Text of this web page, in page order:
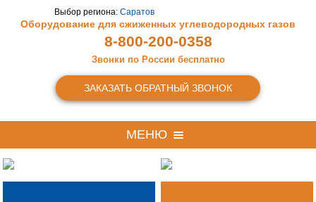
Выбор региона: Саратов
Оборудование для сжиженных углеводородных газов
8-800-200-0358
Звонки по России бесплатно
ЗАКАЗАТЬ ОБРАТНЫЙ ЗВОНОК
МЕНЮ